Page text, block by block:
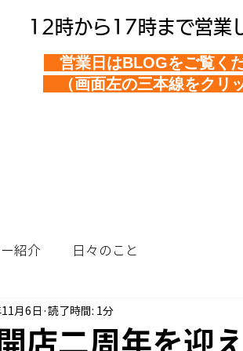
12時から17時まで営業
営業日はBLOGをご覧く
（画面左の三本線をクリ
紹介 日々のこと
店二周年を迎
月6日 読了時間: 1分